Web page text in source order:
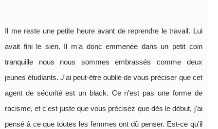
Il me reste une petite heure avant de reprendre le travail. Lui
avait fini le sien. Il m'a donc emmenée dans un petit coin
tranquille nous nous sommes embrassés comme deux
jeunes étudiants. J'ai peut-être oublié de vous préciser que cet
agent de sécurité est un black. Ce n'est pas une forme de
racisme, et c'est juste que vous précisez que dès le début, j'ai
pensé à ce que toutes les femmes ont dû penser. Est-ce qu'il